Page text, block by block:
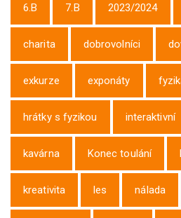
6.B 7.B 2023/2024
charita dobrovolníci
exkurze exponáty
hrátky s fyzikou interaktivní
kavárna Konec toulání
kreativita les nálada